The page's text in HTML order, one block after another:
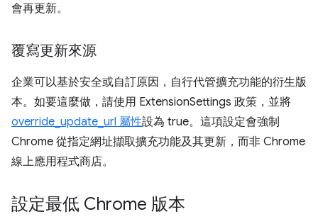
會再更新。
覆寫更新來源
企業可以基於安全或自訂原因，自行代管擴充功能的衍生版
本。如要這麼做，請使用 ExtensionSettings 政策，並將
override_update_url 屬性設為 true。這項設定會強制
Chrome 從指定網址擷取擴充功能及其更新，而非 Chrome
線上應用程式商店。
設定最低 Chrome 版本